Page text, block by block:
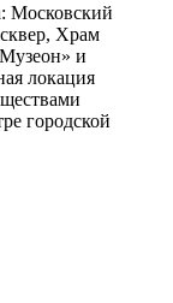
Московский
Храм
и
локация
городской